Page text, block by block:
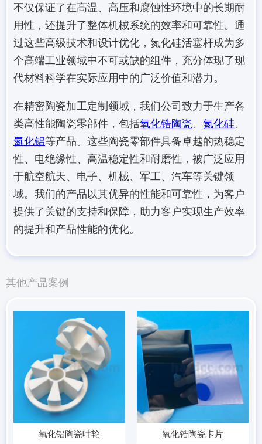
不仅保证了在高温、高压和腐蚀性环境中的长期耐
用性，还提升了整体机械系统的效率和可靠性。通
过这些高级技术和设计优化，氮化硅活塞杆成为多
个高端工业领域中不可或缺的组件，充分体现了现
代材料科学在实际应用中的广泛价值和潜力。
在精密陶瓷加工定制领域，我们公司致力于生产各
类高性能陶瓷零部件，包括氧化锆陶瓷、 氮化硅、
氮化铝等产品。这些陶瓷零部件具备卓越的热稳定
性、电绝缘性、高温稳定性和耐磨性，被广泛应用
于航空航天、电子、机械、军工、汽车等关键领
域。我们的产品以其优异的性能和可靠性，为客户
提供了关键的支持和保障，助力客户实现生产效率
的提升和产品性能的优化。
其他产品案例
氧化铝陶瓷叶轮 氧化锆陶瓷卡片